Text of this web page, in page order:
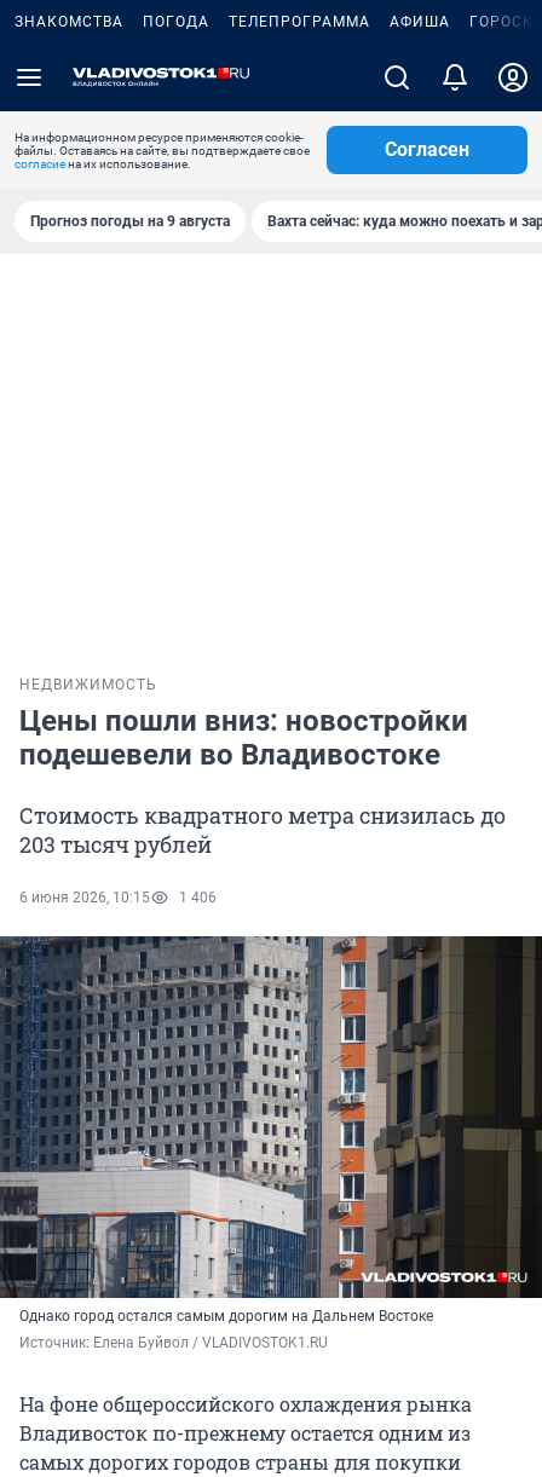
ЗНАКОМСТВА ПОГОДА ТЕЛЕПРОГРАММА АФИША
На информационном ресурсе применяются cookie-
файлы. Оставаясь на сайте, вы подтверждаете свое
согласиена их использование.
Согласен
Прогноз погоды на 9 августа Вахта сейчас: куда можно поехать и
НЕДВИЖИМОСТЬ
Цены пошли вниз: новостройки
подешевели во Владивостоке
Стоимость квадратного метра снизилась до
203 тысяч рублей
6 июня 2026, 10:15 1 406
Однако город остался самым дорогим на Дальнем Востоке
Источник: Елена Буйвол / VLADIVOSTOK1.RU
На фоне общероссийского охлаждения рынка
Владивосток по-прежнему остается одним из
самых дорогих городов страны для покупки